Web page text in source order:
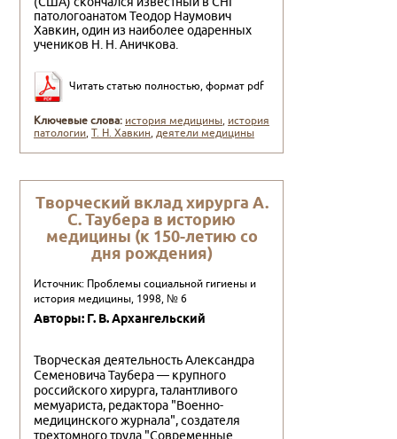
патологоанатом Теодор Наумо­вич
Хавкин, один из наиболее одаренных
учеников Н. Н. Аничкова.
Читать статью полностью, формат pdf
Ключевые слова: история медицины, история
патологии,Т. Н. Хавкин,деятели медицины
Творческий вклад хирурга А.
С. Таубера в историю
медицины (к 150-летию со
дня рождения)
Источник: Проблемы социальной гигиены и
история медицины, 1998, № 6
Авторы: Г. В. Архангельский
Творческая деятельность Александра
Семеновича Таубера — крупного
российского хирурга, талантливого
мемуариста, ре­дактора "Военно-
медицинского журнала", создателя
трехтом­ного труда "Современные